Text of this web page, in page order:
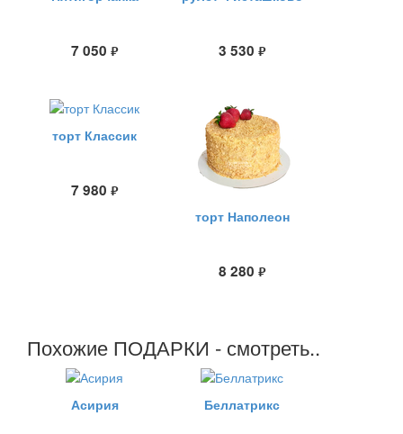
7 050 руб. 3 530 руб.
торт Классик
7 980 руб.
торт Наполеон
8 280 руб.
Похожие ПОДАРКИ - смотреть..
Асирия Беллатрикс